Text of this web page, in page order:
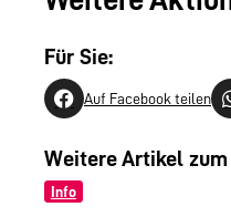
Für Sie:
Auf Facebook teilen
Weitere Artikel zum
Info